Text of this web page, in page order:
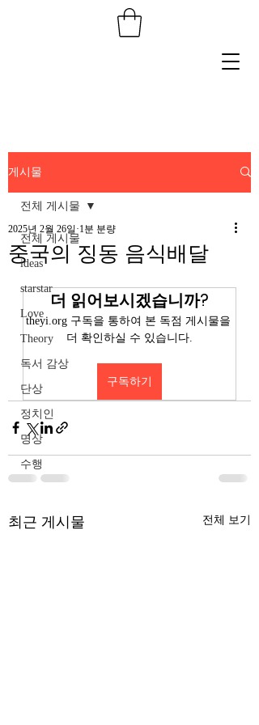
게시물
전체 게시물
ideas
starstar
Love
Theory
독서 감상
단상
정치인
명상
수행
전체 게시물
중국의 징동 음식배달
2025년 2월 26일 1분 분량
더 읽어보시겠습니까?
theyi.org 구독을 통하여 본 독점 게시물을
더 확인하실 수 있습니다.
구독하기
최근 게시물 전체 보기